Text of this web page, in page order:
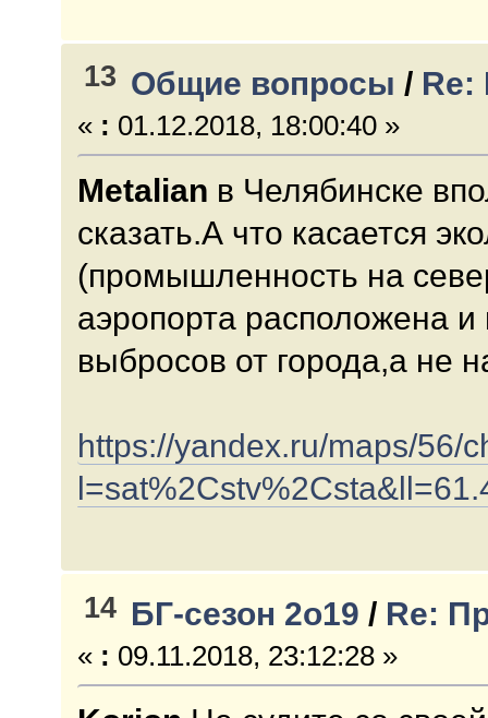
13 Общие вопросы / Re:
« : 01.12.2018, 18:00:40 »
Metalian в Челябинске
сказать.А что касается
(промышленность на
аэропорта расположена
выбросов от города,а не
https://yandex.ru/maps/56/
14 БГ-сезон 2о19 / Re:
« : 09.11.2018, 23:12:28 »